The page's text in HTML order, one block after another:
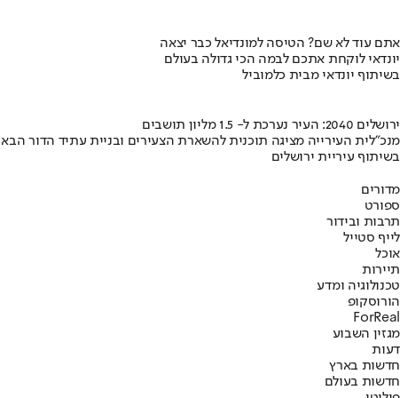
אתם עוד לא שם? הטיסה למונדיאל כבר יצאה
יונדאי לוקחת אתכם לבמה הכי גדולה בעולם
בשיתוף יונדאי מבית כלמוביל
ירושלים 2040: העיר נערכת ל- 1.5 מליון תושבים
מנכ"לית העירייה מציגה תוכנית להשארת הצעירים ובניית עתיד הדור הבא
בשיתוף עיריית ירושלים
מדורים
ספורט
תרבות ובידור
לייף סטייל
אוכל
תיירות
טכנולוגיה ומדע
הורוסקופ
ForReal
מגזין השבוע
דעות
חדשות בארץ
חדשות בעולם